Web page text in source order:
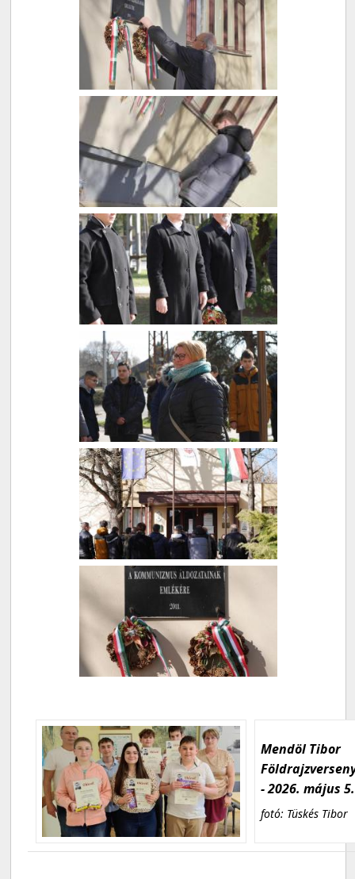
Mendöl Tibor
- 2026. május 5.
fotó: Tüskés Tibor